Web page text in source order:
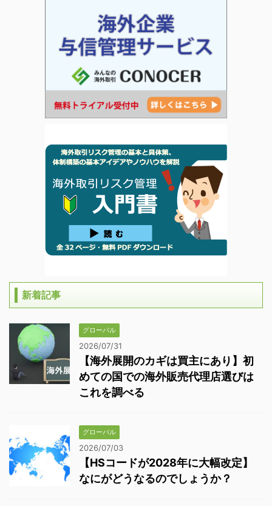
新着記事
グローバル
2026/07/31
【海外展開のカギは買主にあり】初
めての国での海外販売代理店選びは
これを調べる
グローバル
2026/07/03
【HSコードが2028年に大幅改定】
なにがどうなるのでしょうか？